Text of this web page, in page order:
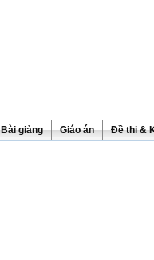
Bài giảng Giáo án Đề thi &